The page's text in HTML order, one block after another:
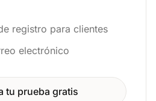
registro para clientes
electrónico
tu prueba gratis